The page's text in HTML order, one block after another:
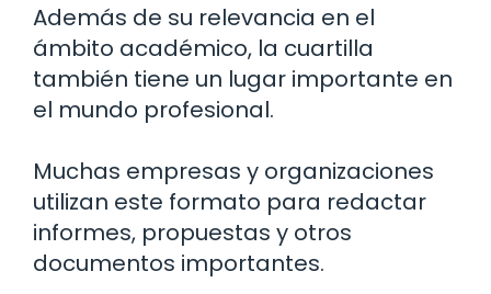
Además de su relevancia en el
ámbito académico, la cuartilla
también tiene un lugar importante en
el mundo profesional.
Muchas empresas y organizaciones
utilizan este formato para redactar
informes, propuestas y otros
documentos importantes.